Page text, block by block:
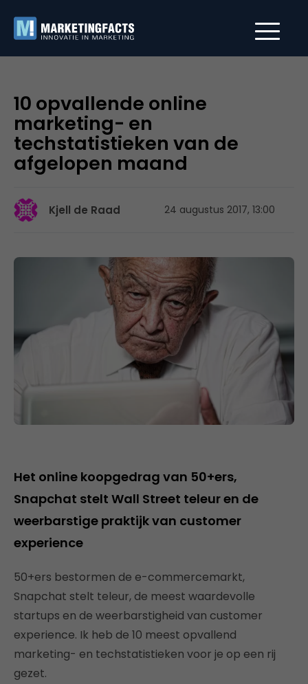
10 opvallende online
marketing- en
techstatistieken van de
afgelopen maand
Kjell de Raad 24 augustus 2017, 13:00
Het online koopgedrag van 50+ers,
Snapchat stelt Wall Street teleur en de
weerbarstige praktijk van customer
experience
50+ers bestormen de e-commercemarkt,
Snapchat stelt teleur, de meest waardevolle
startups en de weerbarstigheid van customer
experience. Ik heb de 10 meest opvallend
marketing- en techstatistieken voor je op een rij
gezet.